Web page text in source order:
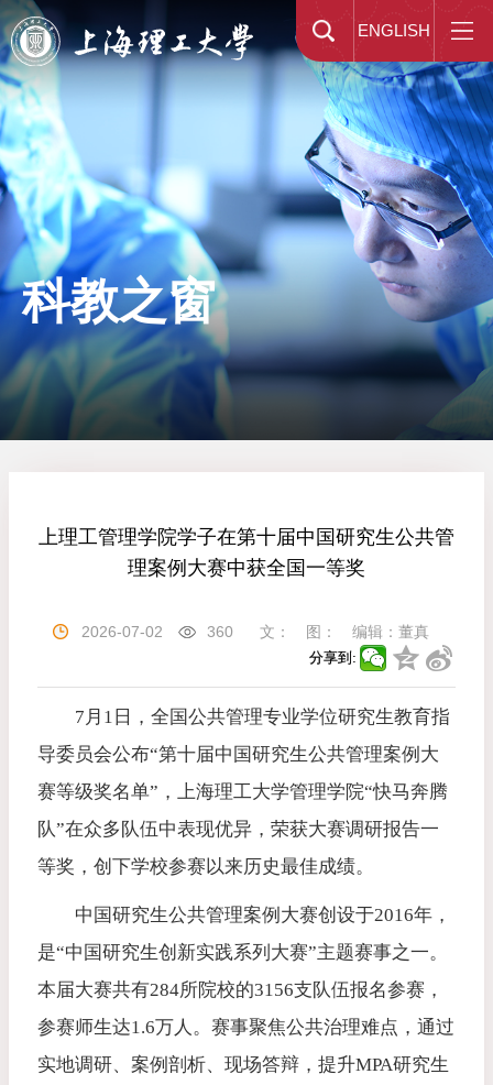
ENGLISH
科教之窗
上理工管理学院学子在第十届中国研究生公共管
理案例大赛中获全国一等奖
2026-07-02 360 文： 图： 编辑： 董真
分享到:
7月1日，全国公共管理专业学位研究生教育指
导委员会公布“第十届中国研究生公共管理案例大
赛等级奖名单”，上海理工大学管理学院“快马奔腾
队”在众多队伍中表现优异，荣获大赛调研报告一
等奖，创下学校参赛以来历史最佳成绩。
中国研究生公共管理案例大赛创设于2016年，
是“中国研究生创新实践系列大赛”主题赛事之一。
本届大赛共有284所院校的3156支队伍报名参赛，
参赛师生达1.6万人。赛事聚焦公共治理难点，通过
实地调研、案例剖析、现场答辩，提升MPA研究生